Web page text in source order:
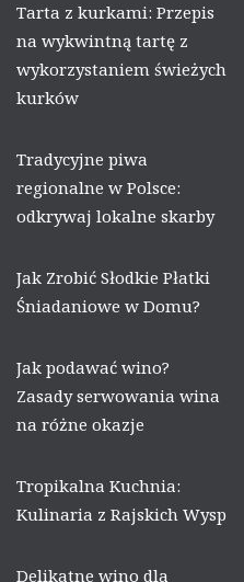
Tarta z kurkami: Przepis
na wykwintną tartę z
wykorzystaniem świeżych
kurków
Tradycyjne piwa
regionalne w Polsce:
odkrywaj lokalne skarby
Jak Zrobić Słodkie Płatki
Śniadaniowe w Domu?
Jak podawać wino?
Zasady serwowania wina
na różne okazje
Tropikalna Kuchnia:
Kulinaria z Rajskich Wysp
Delikatne wino dla